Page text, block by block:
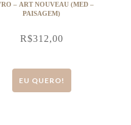
– ART NOUVEAU (MED –
PAISAGEM)
R$312,00
EU QUERO!